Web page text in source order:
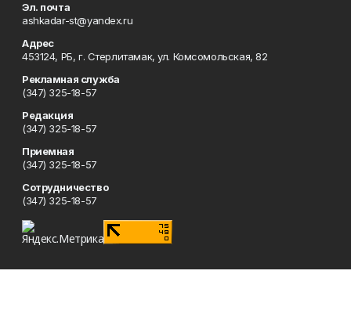
Эл. почта
ashkadar-st@yandex.ru
Адрес
453124, РБ, г. Стерлитамак, ул. Комсомольская, 82
Рекламная служба
(347) 325-18-57
Редакция
(347) 325-18-57
Приемная
(347) 325-18-57
Сотрудничество
(347) 325-18-57